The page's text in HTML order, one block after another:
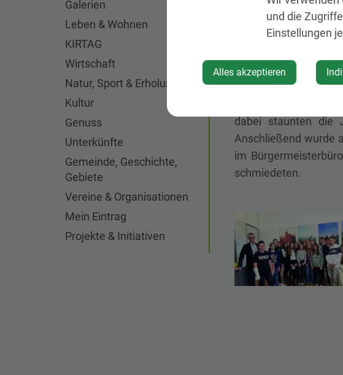
Bürgermeister
Sitzungssaal, wo
aufgebaut war.
Gemeinderatssitzung
Die Aufgaben einer
dabei staunten die
Anschließend wurde
im
schmiedeten.
Galerien
Leben & Wohnen
KIRTAG
Wirtschaft
Natur, Sport & Erholung
Kultur
Genuss
Unterkünfte
Gemeinde, Geschichte,
Gebiete
Vereine & Organisationen
Mein Eintrag
Projekte & Initiativen
und die
Einstellungen
Alles akzeptieren